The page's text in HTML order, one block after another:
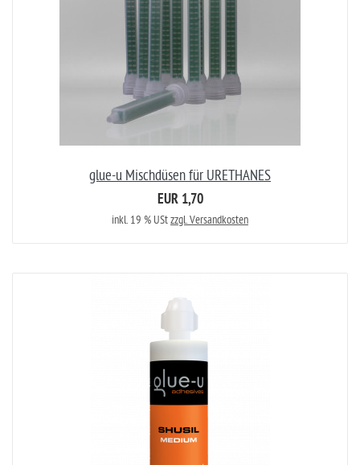
glue-u Mischdüsen für URETHANES
EUR 1,70
inkl. 19 % UStzzgl. Versandkosten